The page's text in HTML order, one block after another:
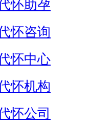
怀助孕
怀咨询
怀中心
怀机构
怀公司